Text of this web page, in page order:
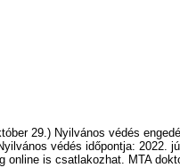
29.) Nyilvános védés
védés időpontja: 2022.
online is csatlakozhat. MTA